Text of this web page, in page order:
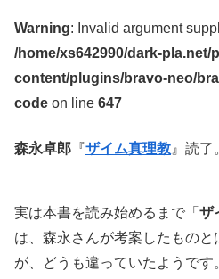
Warning: Invalid argument
/home/xs642990/dark-pla.net/
content/plugins/bravo-neo/
code on line 647
森永卓郎 『ザイム真理教 』読了
実は本書を読み始めるまで「 ザ
は、森永さんが考案したもの
が、どうも違っていたようです